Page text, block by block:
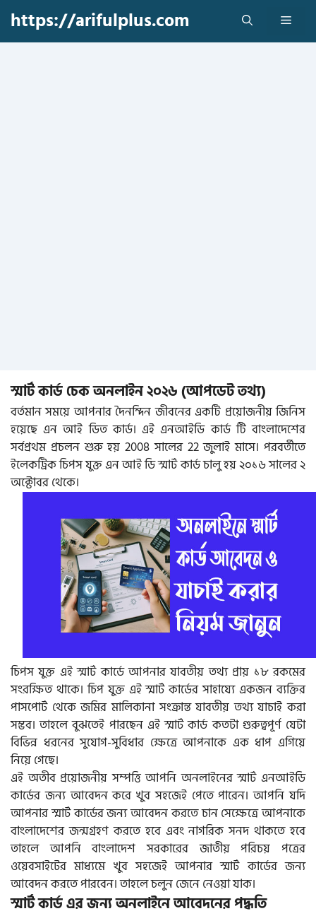
content
https://arifulplus.com Menu
স্মার্ট কার্ড চেক অনলাইন ২০২৬ (আপডেট তথ্য)
বর্তমান সময়ে আপনার দৈনন্দিন জীবনের একটি প্রয়োজনীয় জিনিস
হয়েছে এন আই ডিত কার্ড। এই এনআইডি কার্ড টি বাংলাদেশের
সর্বপ্রথম প্রচলন শুরু হয় 2008 সালের 22 জুলাই মাসে। পরবর্তীতে
ইলেকট্রিক চিপস যুক্ত এন আই ডি স্মার্ট কার্ড চালু হয় ২০১৬ সালের ২
অক্টোবর থেকে।
চিপস যুক্ত এই স্মার্ট কার্ডে আপনার যাবতীয় তথ্য প্রায় ১৮ রকমের
সংরক্ষিত থাকে। চিপ যুক্ত এই স্মার্ট কার্ডের সাহায্যে একজন ব্যক্তির
পাসপোর্ট থেকে জমির মালিকানা সংক্রান্ত যাবতীয় তথ্য যাচাই করা
সম্ভব। তাহলে বুঝতেই পারছেন এই স্মার্ট কার্ড কতটা গুরুত্বপূর্ণ যেটা
বিভিন্ন ধরনের সুযোগ-সুবিধার ক্ষেত্রে আপনাকে এক ধাপ এগিয়ে
নিয়ে গেছে।
এই অতীব প্রয়োজনীয় সম্পত্তি আপনি অনলাইনের স্মার্ট এনআইডি
কার্ডের জন্য আবেদন করে খুব সহজেই পেতে পারেন। আপনি যদি
আপনার স্মার্ট কার্ডের জন্য আবেদন করতে চান সেক্ষেত্রে আপনাকে
বাংলাদেশের জন্মগ্রহণ করতে হবে এবং নাগরিক সনদ থাকতে হবে
তাহলে আপনি বাংলাদেশ সরকারের জাতীয় পরিচয় পত্রের
ওয়েবসাইটের মাধ্যমে খুব সহজেই আপনার স্মার্ট কার্ডের জন্য
আবেদন করতে পারবেন। তাহলে চলুন জেনে নেওয়া যাক।
স্মার্ট কার্ড এর জন্য অনলাইনে আবেদনের পদ্ধতি